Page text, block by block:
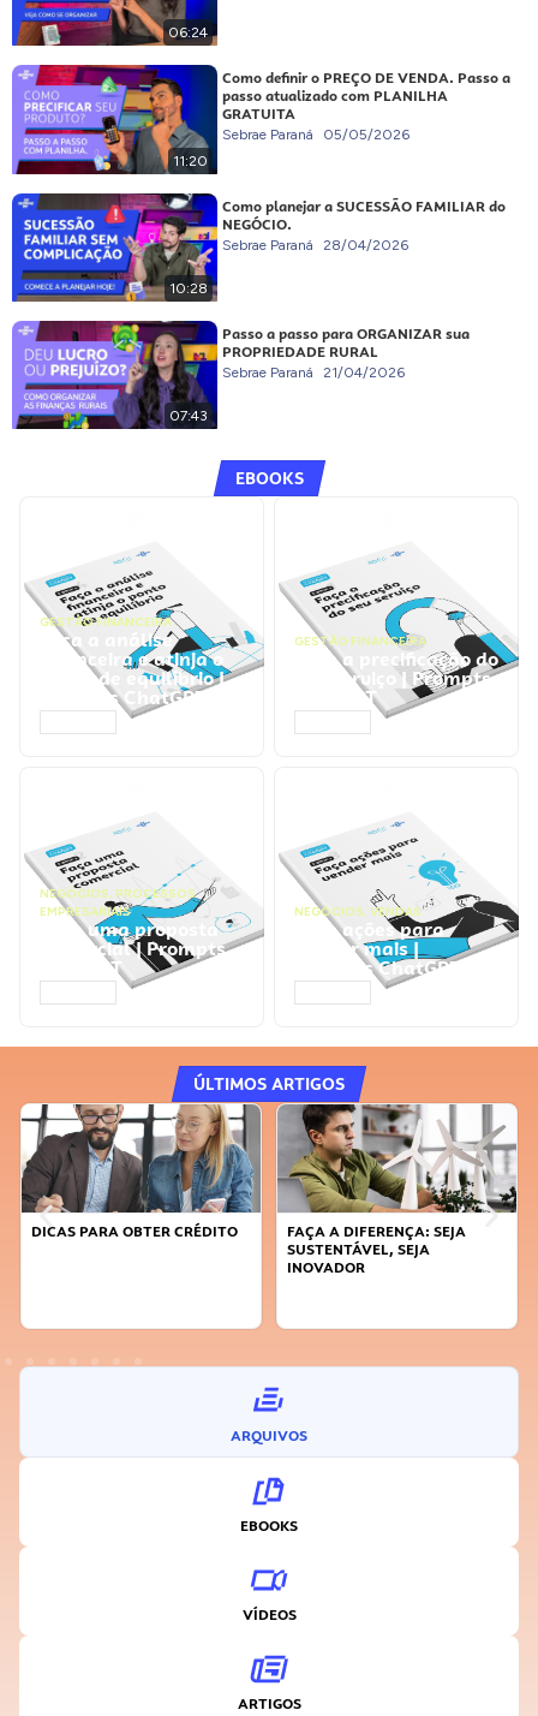
06:24
11:20
Como definir o PREÇO DE VENDA. Passo a
passo atualizado com PLANILHA
GRATUITA
Sebrae Paraná 05/05/2026
10:28
Como planejar a SUCESSÃO FAMILIAR do
NEGÓCIO.
Sebrae Paraná 28/04/2026
07:43
Passo a passo para ORGANIZAR sua
PROPRIEDADE RURAL
Sebrae Paraná 21/04/2026
EBOOKS
GESTÃO FINANCEIRA
Faça a análise
financeira e atinja o
ponto de equilíbrio |
Prompts ChatGPT
GESTÃO FINANCEIRA
Faça a precificação do
seu serviço | Prompts
ChatGPT
NEGÓCIOS, PROCESSOS
EMPRESARIAIS
Faça uma proposta
comercial | Prompts
ChatGPT
NEGÓCIOS, VENDAS
Faça ações para
vender mais |
Prompts ChatGPT
ÚLTIMOS ARTIGOS
DICAS PARA OBTER CRÉDITO
FAÇA A DIFERENÇA: SEJA
SUSTENTÁVEL, SEJA
INOVADOR
ARQUIVOS
EBOOKS
VÍDEOS
ARTIGOS